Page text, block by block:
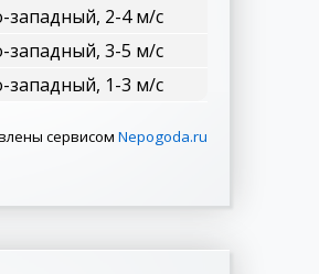
западный, 2-4 м/с
западный, 3-5 м/с
западный, 1-3 м/с
сервисом Nepogoda.ru